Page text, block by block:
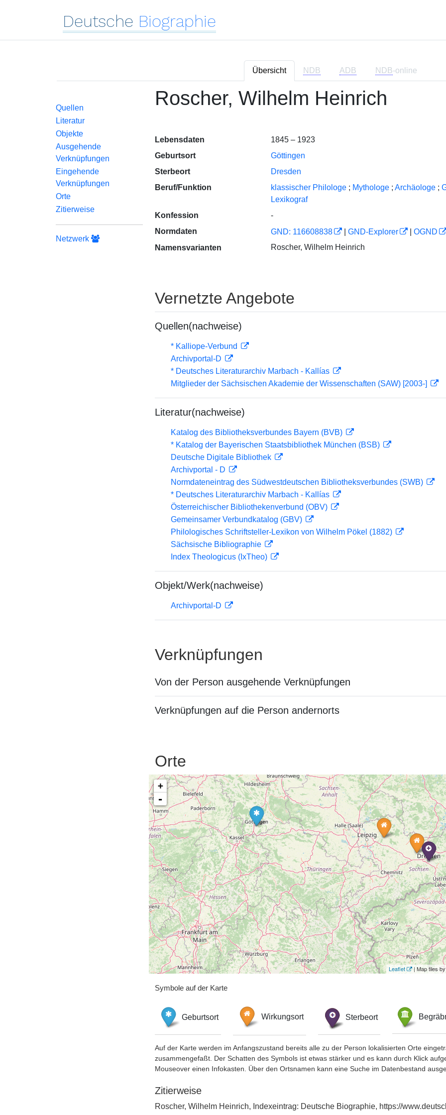
Deutsche Biographie
Übersicht NDB ADB NDB-online
Quellen
Literatur
Objekte
Ausgehende
Verknüpfungen
Eingehende
Verknüpfungen
Orte
Zitierweise
Netzwerk
Roscher, Wilhelm Heinrich
Lebensdaten
1845 – 1923
Geburtsort
Göttingen
Sterbeort
Dresden
Beruf/Funktion
klassischer Philologe ; Mythologe ; Archäologe ;
Lexikograf
Konfession
-
Normdaten
GND: 116608838 GND-Explorer OGND
Namensvarianten
Roscher, Wilhelm Heinrich
Vernetzte Angebote
Quellen(nachweise)
* Kalliope-Verbund
Archivportal-D
* Deutsches Literaturarchiv Marbach - Kallías
Mitglieder der Sächsischen Akademie der Wissenschaften (SAW) [2003-]
Literatur(nachweise)
Katalog des Bibliotheksverbundes Bayern (BVB)
* Katalog der Bayerischen Staatsbibliothek München (BSB)
Deutsche Digitale Bibliothek
Archivportal - D
Normdateneintrag des Südwestdeutschen Bibliotheksverbundes (SWB)
* Deutsches Literaturarchiv Marbach - Kallías
Österreichischer Bibliothekenverbund (OBV)
Gemeinsamer Verbundkatalog (GBV)
Philologisches Schriftsteller-Lexikon von Wilhelm Pökel (1882)
Sächsische Bibliographie
Index Theologicus (IxTheo)
Objekt/Werk(nachweise)
Archivportal-D
Verknüpfungen
Von der Person ausgehende Verknüpfungen
Verknüpfungen auf die Person andernorts
Orte
+
-
Leaflet | Map tiles
Symbole auf der Karte
Geburtsort Wirkungsort Sterbeort
Auf der Karte werden im Anfangszustand bereits alle zu der Person lokalisierten Orte
zusammengefaßt. Der Schatten des Symbols ist etwas stärker und es kann durch Klick
Mouseover einen Infokasten. Über den Ortsnamen kann eine Suche im Datenbestand
Zitierweise
Roscher, Wilhelm Heinrich, Indexeintrag: Deutsche Biographie, https://